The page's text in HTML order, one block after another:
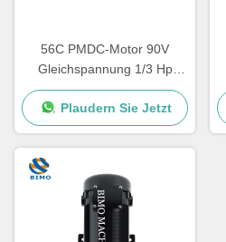
56C PMDC-Motor 90V
Gleichspannung 1/3 Hp
1750 Rpm Elektromotor IE2
Wirkungsgrad
Plaudern Sie Jetzt